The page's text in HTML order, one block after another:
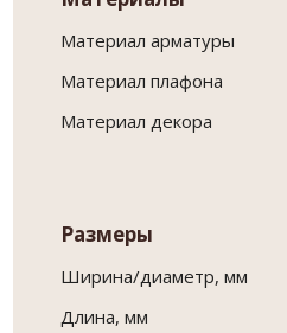
Материал арматуры
Материал плафона
Материал декора
Размеры
Ширина/диаметр, мм
Длина, мм